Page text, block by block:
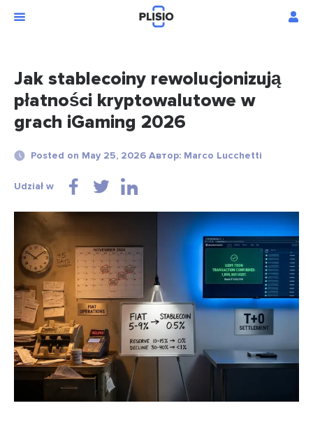
Jak stablecoiny rewolucjonizują
płatności kryptowalutowe w
grach iGaming 2026
Posted on May 25, 2026 Автор: Marco Lucchetti
Udział w